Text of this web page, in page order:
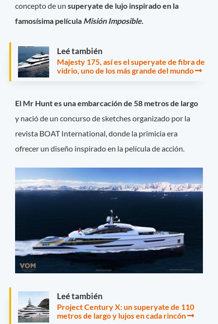
concepto de unsuperyate de lujo inspirado en la
famosísima película Misión Imposible.
Leé también
Majesty 175, así es el superyate de fibra de
vidrio, uno de los más grande del mundo
El Mr Hunt es una embarcación de 58 metros de largo
y nació de un concurso de sketches organizado por la
revista BOAT International, donde la primicia era
ofrecer un diseño inspirado en la película de acción.
Leé también
Project Century X: un superyate de 110
metros de largo y lujos en cada rincón